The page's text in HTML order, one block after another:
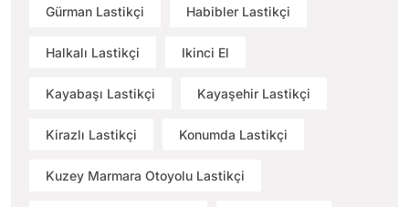
Gürman Lastikçi Habibler Lastikçi
Halkalı Lastikçi Ikinci El
Kayabaşı Lastikçi Kayaşehir Lastikçi
Kirazlı Lastikçi Konumda Lastikçi
Kuzey Marmara Otoyolu Lastikçi